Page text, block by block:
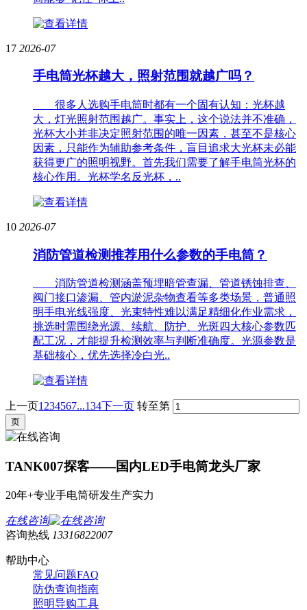
17 2026-07
手电筒光杯越大，照射范围就越广吗？
很多人选购手电筒时都有一个固有认知：光杯越
大，灯光照射范围越广。事实上，这个说法并不准确，
光杯大小并非决定照射范围的唯一因素，甚至不是核心
因素，只能作为辅助参考条件，盲目追求大光杯未必能
获得更广的照明视野。首先我们需要了解手电筒光杯的
核心作用。光杯学名反光杯，..
10 2026-07
消防管道检测推荐用什么参数的手电筒？
消防管道检测涵盖预埋暗管查漏、管道锈蚀排查、
阀门接口渗漏、管内淤泥杂物查看等多类场景，普通照
明手电光线强度、光束特性难以满足精细化作业需求，
挑选时需围绕光源、续航、防护、光斑四大核心参数匹
配工况，才能提升检测效率与判断准确度。光源参数是
基础核心，优先选择冷白光..
上一页1 234567...134下一页 转至第
TANK007探客——国内LED手电筒龙头厂家
20年+专业手电筒研发生产实力
在线咨询
咨询热线 13316822007
帮助中心
常见问题FAQ
防伪查询指南
照明导购工具